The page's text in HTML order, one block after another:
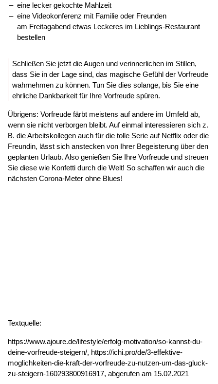
eine lecker gekochte Mahlzeit
eine Videokonferenz mit Familie oder Freunden
am Freitagabend etwas Leckeres im Lieblings-Restaurant
bestellen
Schließen Sie jetzt die Augen und verinnerlichen im Stillen,
dass Sie in der Lage sind, das magische Gefühl der Vorfreude
wahrnehmen zu können. Tun Sie dies solange, bis Sie eine
ehrliche Dankbarkeit für Ihre Vorfreude spüren.
Übrigens: Vorfreude färbt meistens auf andere im Umfeld ab,
wenn sie nicht verborgen bleibt. Auf einmal interessieren sich z.
B. die Arbeitskollegen auch für die tolle Serie auf Netflix oder die
Freundin, lässt sich anstecken von Ihrer Begeisterung über den
geplanten Urlaub. Also genießen Sie Ihre Vorfreude und streuen
Sie diese wie Konfetti durch die Welt! So schaffen wir auch die
nächsten Corona-Meter ohne Blues!
Textquelle:
https://www.ajoure.de/lifestyle/erfolg-motivation/so-kannst-du-
deine-vorfreude-steigern/, https://ichi.pro/de/3-effektive-
moglichkeiten-die-kraft-der-vorfreude-zu-nutzen-um-das-gluck-
zu-steigern-160293800916917, abgerufen am 15.02.2021